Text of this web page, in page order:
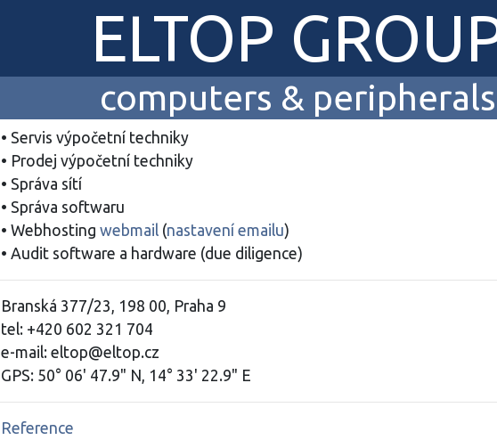
ELTOP
computers & peripherals
Servis výpočetní techniky
Prodej výpočetní techniky
Správa sítí
Správa softwaru
Webhosting webmail (nastavení emailu)
Audit software a hardware (due diligence)
Branská 377/23, 198 00, Praha 9
tel: +420 602 321 704
e-mail: eltop@eltop.cz
GPS: 50° 06' 47.9" N, 14° 33' 22.9" E
Reference